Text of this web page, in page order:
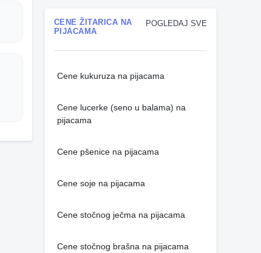
POGLEDAJ SVE
CENE ŽITARICA NA
PIJACAMA
Cene kukuruza na pijacama
Cene lucerke (seno u balama) na
pijacama
Cene pšenice na pijacama
Cene soje na pijacama
Cene stočnog ječma na pijacama
Cene stočnog brašna na pijacama